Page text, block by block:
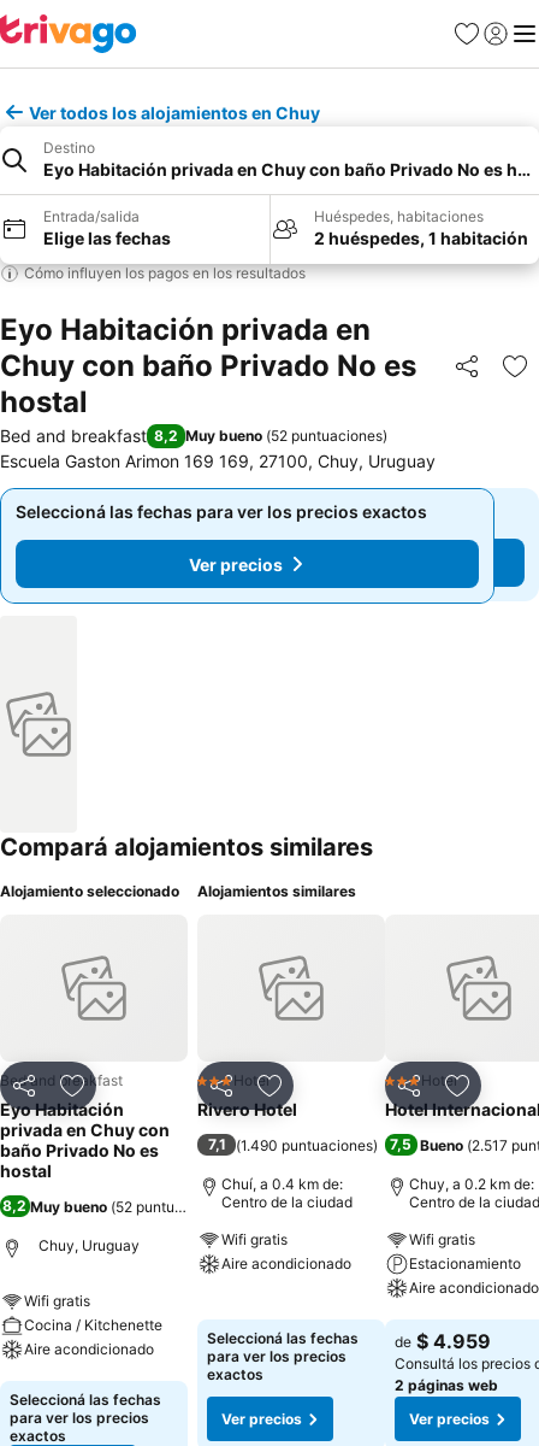
Favoritos
Iniciar
Ver todos los alojamientos en Chuy
Destino
Eyo Habitación privada en Chuy con baño Privado No es
Entrada/salida
Elige las fechas
Huéspedes, habitaciones
2 huéspedes, 1 habitación
Cómo influyen los pagos en los resultados
Eyo Habitación privada en
Chuy con baño Privado No es
hostal
Compartir
Bed and breakfast 8,2 Muy bueno (52 puntuaciones)
Escuela Gaston Arimon 169 169, 27100, Chuy, Uruguay
Seleccioná las fechas para ver los precios exactos
Ver precios
Seleccioná las fechas para ver los precios exactos
Ver precios
Compará alojamientos similares
Alojamiento seleccionado
CompartirAñadir a favoritos
Bed and breakfast
Eyo Habitación
privada en Chuy con
baño Privado No es
hostal
8,2 Muy bueno (52 puntuaciones)
Chuy, Uruguay
Wifi gratis
Cocina / Kitchenette
Aire acondicionado
Ver precios
Seleccioná las fechas
para ver los precios
exactos
Alojamientos similares
CompartirAñadir a favoritos
3 Estrellas
Hotel
Rivero Hotel
7,1 (1.490 puntuaciones)
Chuí, a 0.4 km de:
Centro de la ciudad
Wifi gratis
Aire acondicionado
Seleccioná las fechas
para ver los precios
exactos
Ver precios
CompartirAñadir
3 Estrellas
Hotel
Hotel
7,5 Bueno (2.517
Chuy, a 0.2 km de:
Centro de la ciudad
Wifi gratis
Estacionamiento
Aire acondicionado
Ver precios
de $ 4.959
Consultá los precios
2 páginas web
Ver precios